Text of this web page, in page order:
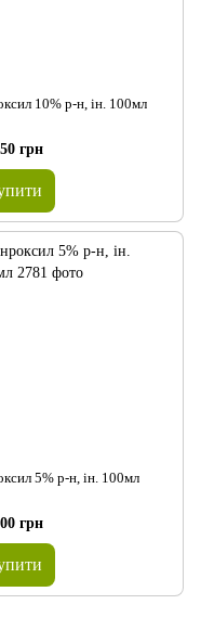
10% р-н, ін. 100мл
грн
5% р-н, ін. 100мл
грн